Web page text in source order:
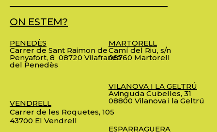
ON ESTEM?
PENEDÈS
Carrer de Sant Raimon de
Penyafort, 8 08720 Vilafranca
del Penedès
VENDRELL
Carrer de les Roquetes, 105
43700 El Vendrell
MARTORELL
Camí del Riu, s/n
08760 Martorell
VILANOVA I LA GELTRÚ
Avinguda Cubelles, 31
08800 Vilanova i la Geltrú
ESPARRAGUERA